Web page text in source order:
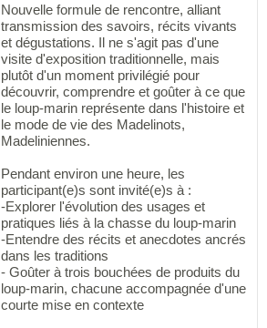
Nouvelle formule de rencontre, alliant
transmission des savoirs, récits vivants
et dégustations. Il ne s'agit pas d'une
visite d'exposition traditionnelle, mais
plutôt d'un moment privilégié pour
découvrir, comprendre et goûter à ce que
le loup-marin représente dans l'histoire et
le mode de vie des Madelinots,
Madeliniennes.
Pendant environ une heure, les
participant(e)s sont invité(e)s à :
-Explorer l'évolution des usages et
pratiques liés à la chasse du loup-marin
-Entendre des récits et anecdotes ancrés
dans les traditions
- Goûter à trois bouchées de produits du
loup-marin, chacune accompagnée d'une
courte mise en contexte